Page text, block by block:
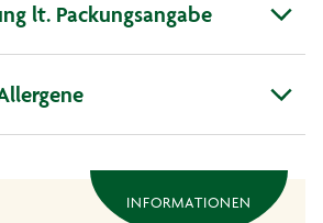
lt. Packungsangabe
INFORMATIONEN